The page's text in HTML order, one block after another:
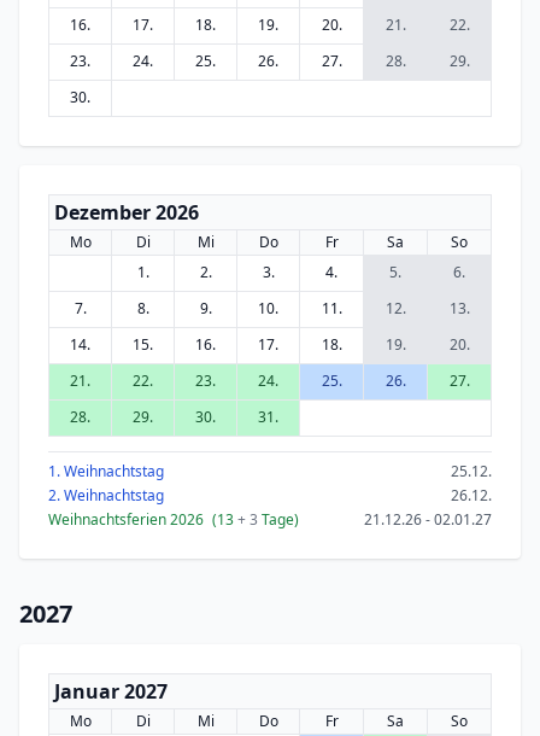
16.
17. 18. 19. 20. 21.
22.
23.
24. 25. 26. 27. 28.
29.
30.
Dezember 2026
Mo Di Mi Do Fr Sa
So
1.
2. 3. 4. 5.
6.
7.
8. 9. 10. 11. 12.
13.
14.
15. 16. 17. 18. 19.
20.
21.
22. 23. 24. 25. 26.
27.
28.
29. 30. 31.
1. Weihnachtstag
25.12.
2. Weihnachtstag
26.12.
Weihnachtsferien 2026 (13+ 3 Tage) 21.12.26 - 02.01.27
2027
Januar 2027
Mo Di Mi Do Fr Sa
So